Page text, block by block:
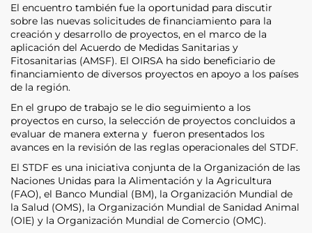
El encuentro también fue la oportunidad para discutir
sobre las nuevas solicitudes de financiamiento para la
creación y desarrollo de proyectos, en el marco de la
aplicación del Acuerdo de Medidas Sanitarias y
Fitosanitarias (AMSF). El OIRSA ha sido beneficiario de
financiamiento de diversos proyectos en apoyo a los países
de la región.
En el grupo de trabajo se le dio seguimiento a los
proyectos en curso, la selección de proyectos concluidos a
evaluar de manera externa y fueron presentados los
avances en la revisión de las reglas operacionales del STDF.
El STDF es una iniciativa conjunta de la Organización de las
Naciones Unidas para la Alimentación y la Agricultura
(FAO), el Banco Mundial (BM), la Organización Mundial de
la Salud (OMS), la Organización Mundial de Sanidad Animal
(OIE) y la Organización Mundial de Comercio (OMC).